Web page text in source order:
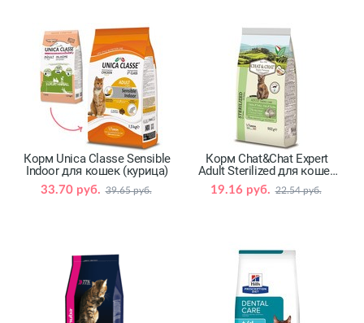
Корм Unica Classe Sensible
Indoor для кошек (курица)
33.70 руб. 39.65 руб.
Корм Chat&Chat Expert
Adult Sterilized для кошек
(курица, индейка)
19.16 руб. 22.54 руб.